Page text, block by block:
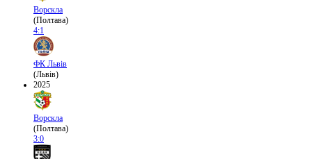
Ворскла
(Полтава)
4:1
ФК Львів
(Львів)
2025
Ворскла
(Полтава)
3:0